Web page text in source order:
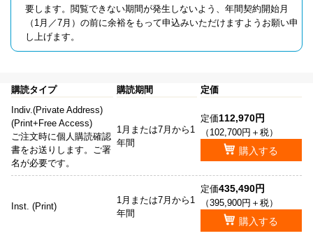
要します。閲覧できない期間が発生しないよう、年間契約開始月
（1月／7月）の前に余裕をもって申込みいただけますようお願い申
し上げます。
購読タイプ 購読期間
定価
Indiv.(Private Address)
(Print+Free Access)
ご注文時に個人購読確認
書をお送りします。ご署
名が必要です。
1月または7月から1
年間
定価112,970円
（102,700円＋税）
購入する
Inst. (Print)
1月または7月から1
年間
定価435,490円
（395,900円＋税）
購入する